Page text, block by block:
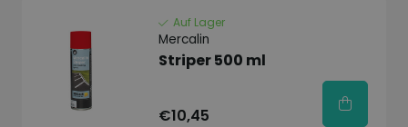
Auf Lager
Mercalin
Striper 500 ml
€10,45